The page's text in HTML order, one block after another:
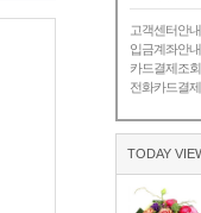
고객센터안내
입금계좌안내
카드결제조회
전화카드결제
TODAY